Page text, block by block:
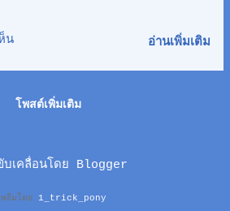
ารค้าสยามพารากอน กทม. นายชาติ
ยุหนาวีชัย อดีตผู้อำนวยการธนาคาร
ที่ปรึกษาโครงการ
ชาติไทยพัฒนา และ กรรมการ
ไกร ไชยศิริวงศ์สุข ผู้อำนวยการการ
ยกสมาคมสื่อมวลชน ดิจิทัล,นายทวีป
น อ่านเพิ่มเติม
โพสต์เพิ่มเติม
บเคลื่อนโดย Blogger
ธีมโดย 1_trick_pony